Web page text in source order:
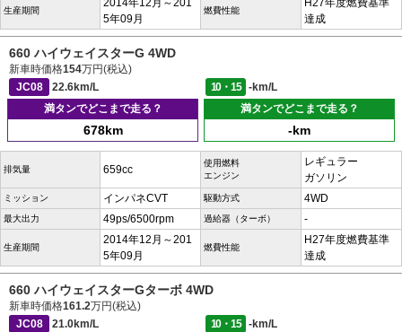
生産期間
2014年12月～201
5年09月
燃費性能
H27年度燃費基準
達成
660 ハイウェイスターG 4WD
新車時価格154万円(税込)
JC08
22.6km/L 10・15
-km/L
満タンでどこまで走る？
678km
満タンでどこまで走る？
-km
排気量 659cc
使用燃料
エンジン
レギュラー
ガソリン
ミッション インパネCVT 駆動方式 4WD
最大出力 49ps/6500rpm 過給器（ターボ） -
生産期間
2014年12月～201
5年09月
燃費性能
H27年度燃費基準
達成
660 ハイウェイスターGターボ 4WD
新車時価格161.2万円(税込)
JC08
21.0km/L 10・15
-km/L